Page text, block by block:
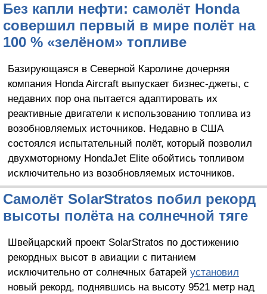
Без капли нефти: самолёт Honda
совершил первый в мире полёт на
100 % «зелёном» топливе
Базирующаяся в Северной Каролине дочерняя
компания Honda Aircraft выпускает бизнес-джеты, с
недавних пор она пытается адаптировать их
реактивные двигатели к использованию топлива из
возобновляемых источников. Недавно в США
состоялся испытательный полёт, который позволил
двухмоторному HondaJet Elite обойтись топливом
исключительно из возобновляемых источников.
Самолёт SolarStratos побил рекорд
высоты полёта на солнечной тяге
Швейцарский проект SolarStratos по достижению
рекордных высот в авиации с питанием
исключительно от солнечных батарей установил
новый рекорд, поднявшись на высоту 9521 метр над